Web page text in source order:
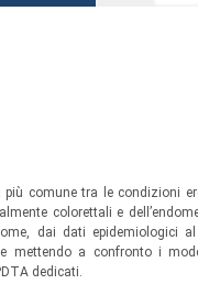
più comune tra le condizioni
colorettali e
dai dati epidemiologici
e mettendo a confronto i
dedicati.